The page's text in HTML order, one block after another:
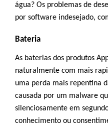
água? Os problemas de
por software indesejado,
Bateria
As baterias dos produtos
naturalmente com mais
uma perda mais repentina
causada por um malware
silenciosamente em
conhecimento ou